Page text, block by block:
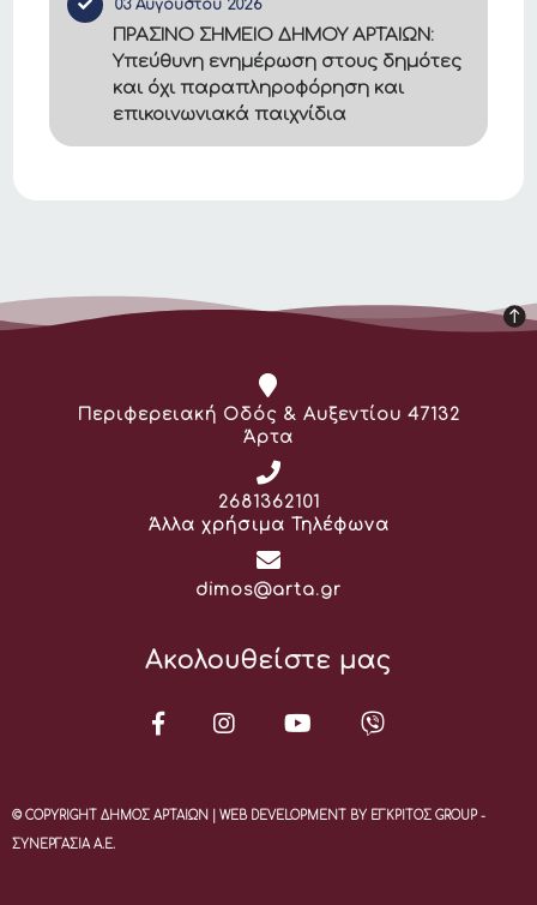
03 Αυγούστου 2026
ΠΡΑΣΙΝΟ ΣΗΜΕΙΟ ΔΗΜΟΥ ΑΡΤΑΙΩΝ:
Υπεύθυνη ενημέρωση στους δημότες
και όχι παραπληροφόρηση και
επικοινωνιακά παιχνίδια
Διεύθυνση:
Περιφερειακή Οδός & Αυξεντίου 47132
Άρτα
Τηλέφωνο:
2681362101
Άλλα χρήσιμα Τηλέφωνα
Email:
dimos@arta.gr
Ακολουθείστε μας
© COPYRIGHT ΔΗΜΟΣ ΑΡΤΑΙΩΝ | WEB DEVELOPMENT BY ΕΓΚΡΙΤΟΣ GROUP -
ΣΥΝΕΡΓΑΣΙΑ Α.Ε.